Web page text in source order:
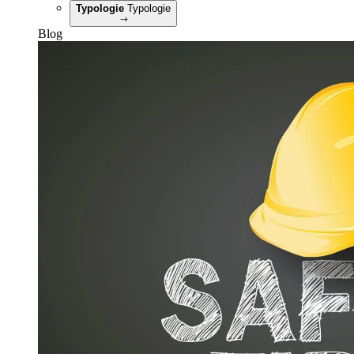
Typologie Typologie
Blog